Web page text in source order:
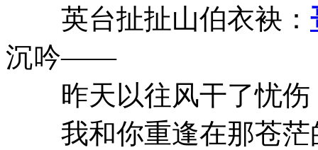
英台扯扯山伯衣袂：
沉吟——
昨天以往风干了忧伤
我和你重逢在那苍茫